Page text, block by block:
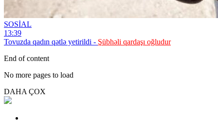
SOSİAL
13:39
Tovuzda qadın qətlə yetirildi - Şübhəli qardaşı oğludur
End of content
No more pages to load
DAHA ÇOX